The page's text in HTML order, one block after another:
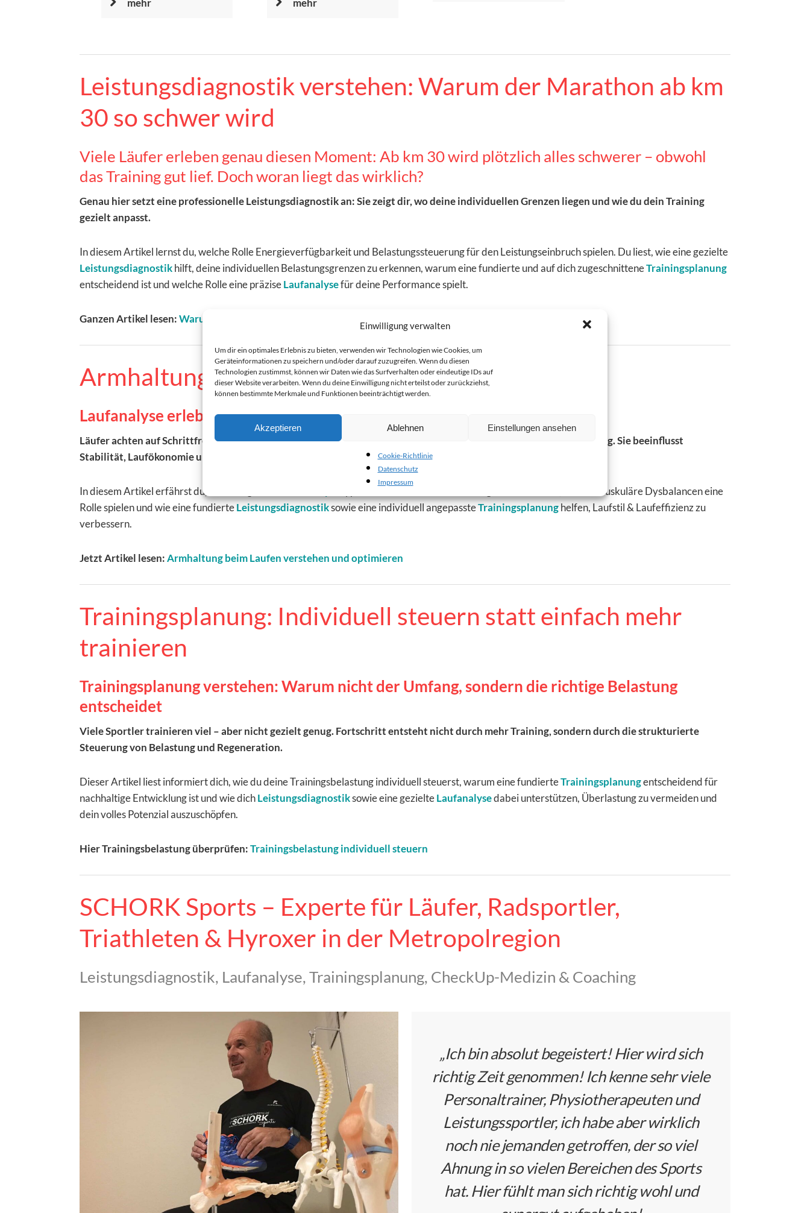
Einwilligung verwalten
Um dir ein optimales Erlebnis zu bieten, verwenden wir Technologien wie Cookies, um
Geräteinformationen zu speichern und/oder darauf zuzugreifen. Wenn du diesen
Technologien zustimmst, können wir Daten wie das Surfverhalten oder eindeutige IDs auf
dieser Website verarbeiten. Wenn du deine Einwilligung nicht erteilst oder zurückziehst,
können bestimmte Merkmale und Funktionen beeinträchtigt werden.
Akzeptieren Ablehnen Einstellungen ansehen
Cookie-Richtlinie
Datenschutz
Impressum
mehr mehr
Leistungsdiagnostik verstehen: Warum der Marathon ab km
30 so schwer wird
Viele Läufer erleben genau diesen Moment: Ab km 30 wird plötzlich alles schwerer – obwohl
das Training gut lief. Doch woran liegt das wirklich?
Genau hier setzt eine professionelle Leistungsdiagnostik an: Sie zeigt dir, wo deine individuellen Grenzen liegen und wie du dein Training
gezielt anpasst.
In diesem Artikel lernst du, welche Rolle Energieverfügbarkeit und Belastungssteuerung für den Leistungseinbruch spielen. Du liest, wie eine gezielte
Leistungsdiagnostikhilft, deine individuellen Belastungsgrenzen zu erkennen, warum eine fundierte und auf dich zugeschnitteneTrainingsplanung
entscheidend ist und welche Rolle eine präziseLaufanalysefür deine Performance spielt.
Ganzen Artikel lesen:Warum der Marathon ab km 30 so schwer wird
Armhaltung & Laufanalyse
Laufanalyse erleben: Warum deine Armhaltung deinen Laufstil beeinflusst
Läufer achten auf Schrittfrequenz und Pace – doch ein entscheidender Faktor wird oft unterschätzt: die Armhaltung. Sie beeinflusst
Stabilität, Laufökonomie und letztlich deine gesamte Bewegungskette.
In diesem Artikel erfährst du, wie eine gezielte
typische Fehler in der Armführung sichtbar macht, warum muskuläre Dysbalancen eine
Rolle spielen und wie eine fundierteLeistungsdiagnostiksowie eine individuell angepassteTrainingsplanunghelfen, Laufstil & Laufeffizienz zu
verbessern.
Jetzt Artikel lesen:Armhaltung beim Laufen verstehen und optimieren
Trainingsplanung: Individuell steuern statt einfach mehr
trainieren
Trainingsplanung verstehen: Warum nicht der Umfang, sondern die richtige Belastung
entscheidet
Viele Sportler trainieren viel – aber nicht gezielt genug. Fortschritt entsteht nicht durch mehr Training, sondern durch die strukturierte
Steuerung von Belastung und Regeneration.
Dieser Artikel liest informiert dich, wie du deine Trainingsbelastung individuell steuerst, warum eine fundierteTrainingsplanungentscheidend für
nachhaltige Entwicklung ist und wie dichLeistungsdiagnostiksowie eine gezielteLaufanalysedabei unterstützen, Überlastung zu vermeiden und
dein volles Potenzial auszuschöpfen.
Hier Trainingsbelastung überprüfen:Trainingsbelastung individuell steuern
SCHORK Sports – Experte für Läufer, Radsportler,
Triathleten & Hyroxer in der Metropolregion
Leistungsdiagnostik, Laufanalyse, Trainingsplanung, CheckUp-Medizin & Coaching
„Ich bin absolut begeistert! Hier wird sich
richtig Zeit genommen! Ich kenne sehr viele
Personaltrainer, Physiotherapeuten und
Leistungssportler, ich habe aber wirklich
noch nie jemanden getroffen, der so viel
Ahnung in so vielen Bereichen des Sports
hat. Hier fühlt man sich richtig wohl und